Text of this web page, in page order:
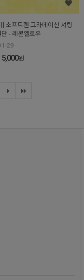
] 소프트캔 그라데이션 셔팅
- 레몬옐로우
29
5,000원